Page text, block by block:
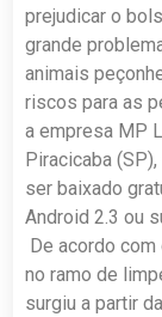
prejudicar o
grande
animais
riscos para as
a empresa MP
Piracicaba
ser baixado
Android 2.3 ou
De acordo
no ramo de
surgiu a partir